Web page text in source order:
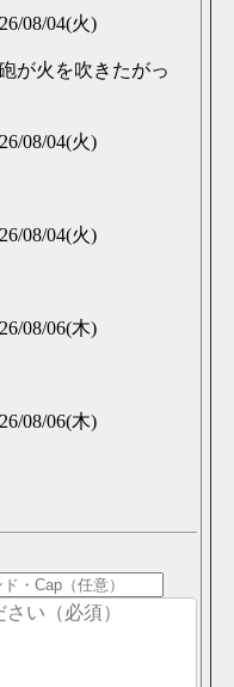
08/04(火)
が火を吹きたがっ
08/04(火)
08/04(火)
08/06(木)
08/06(木)